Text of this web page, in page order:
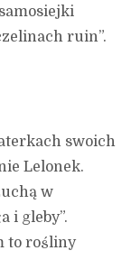
ruin”.
swoich
Lelonek.
w
i gleby”.
to rośliny